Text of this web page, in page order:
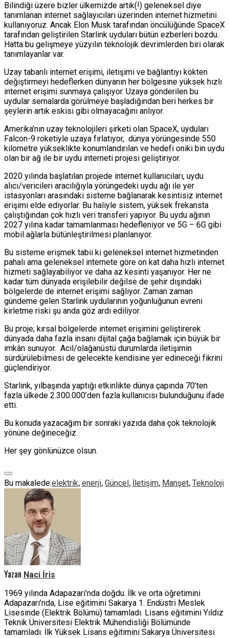
Bilindiği üzere bizler ülkemizde artık(!) geleneksel diye
tanımlanan internet sağlayıcıları üzerinden internet hizmetini
kullanıyoruz. Ancak Elon Musk tarafından öncülüğünde SpaceX
tarafından geliştirilen Starlink uyduları bütün ezberleri bozdu.
Hatta bu gelişmeye yüzyılın teknolojik devrimlerden biri olarak
tanımlayanlar var.
Uzay tabanlı internet erişimi, iletişimi ve bağlantıyı kökten
değiştirmeyi hedeflerken dünyanın her bölgesine yüksek hızlı
internet erişimi sunmaya çalışıyor. Uzaya gönderilen bu
uydular semalarda görülmeye başladığından beri herkes bir
şeylerin artık eskisi gibi olmayacağını anlıyor.
Amerika’nın uzay teknolojileri şirketi olan SpaceX, uyduları
Falcon-9 roketiyle uzaya fırlatıyor, dünya yörüngesinde 550
kilometre yükseklikte konumlandırılan ve hedefi oniki bin uydu
olan bir ağ ile bir uydu interneti projesi geliştiriyor.
2020 yılında başlatılan projede internet kullanıcıları, uydu
alıcı/vericileri aracılığıyla yörüngedeki uydu ağı ile yer
istasyonları arasındaki sisteme bağlanarak kesintisiz internet
erişimi elde ediyorlar. Bu haliyle sistem, yüksek frekansta
çalıştığından çok hızlı veri transferi yapıyor. Bu uydu ağının
2027 yılına kadar tamamlanması hedefleniyor ve 5G – 6G gibi
mobil ağlarla bütünleştirilmesi planlanıyor.
Bu sisteme erişmek tabii ki geleneksel internet hizmetinden
pahalı ama geleneksel internete göre on kat daha hızlı internet
hizmeti sağlayabiliyor ve daha az kesinti yaşanıyor. Her ne
kadar tüm dünyada erişilebilir değilse de şehir dışındaki
bölgelerde de internet erişimi sağlıyor. Zaman zaman
gündeme gelen Starlink uydularının yoğunluğunun evreni
kirletme riski şu anda göz ardı ediliyor.
Bu proje; kırsal bölgelerde internet erişimini geliştirerek
dünyada daha fazla insanı dijital çağa bağlamak için büyük bir
imkân sunuyor. Acil/olağanüstü durumlarda iletişimin
sürdürülebilmesi de gelecekte kendisine yer edineceği fikrini
güçlendiriyor.
Starlink, yılbaşında yaptığı etkinlikte dünya çapında 70’ten
fazla ülkede 2.300.000’den fazla kullanıcısı bulunduğunu ifade
etti.
Bu konuda yazacağım bir sonraki yazıda daha çok teknolojik
yönüne değineceğiz.
Her şey gönlünüzce olsun.
Bu makalede:elektrik, enerji, Güncel, İletişim, Manşet, Teknoloji
Yazan Naci İris
1969 yılında Adapazarı’nda doğdu. İlk ve orta öğretimini
Adapazarı’nda, Lise eğitimini Sakarya 1. Endüstri Meslek
Lisesinde (Elektrik Bölümü) tamamladı. Lisans eğitimini Yıldız
Teknik Üniversitesi Elektrik Mühendisliği Bölümünde
tamamladı. İlk Yüksek Lisans eğitimini Sakarya Üniversitesi